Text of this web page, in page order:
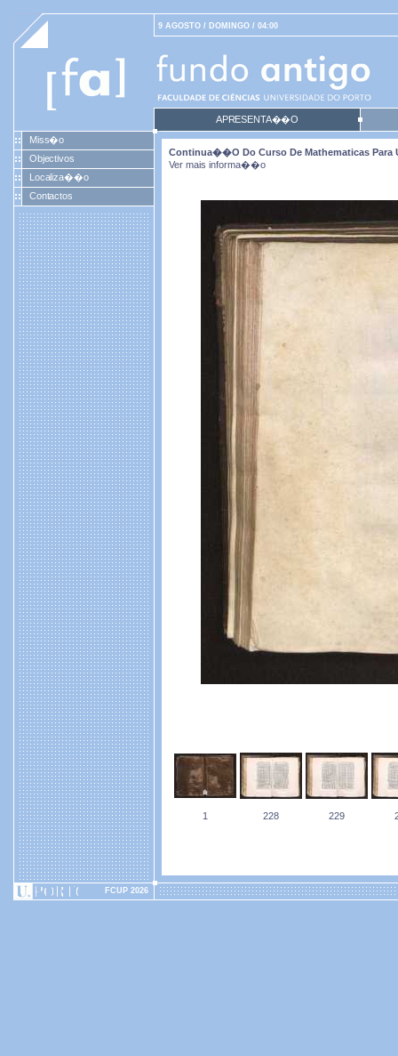
9 AGOSTO / DOMINGO / 04:00
APRESENTA��O
Miss�o
Objectivos
Localiza��o
Contactos
Continua��o Do Curso De Mathematicas Para
Ver mais informa��o
1 228 229
FCUP 2026